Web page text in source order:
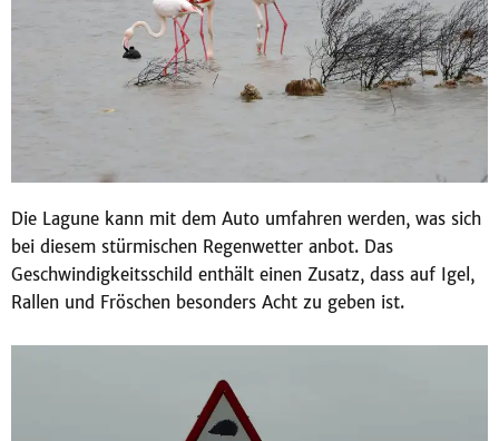
Die Lagune kann mit dem Auto umfahren werden, was sich
bei diesem stürmischen Regenwetter anbot. Das
Geschwindigkeitsschild enthält einen Zusatz, dass auf Igel,
Rallen und Fröschen besonders Acht zu geben ist.